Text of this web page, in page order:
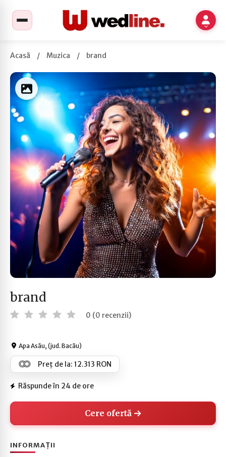
Acasă / Muzica / brand
brand
0 (0 recenzii)
Apa Asău, (jud. Bacău)
Preț de la: 12.313 RON
Răspunde în 24 de ore
Cere ofertă
INFORMAȚII